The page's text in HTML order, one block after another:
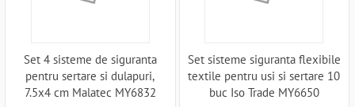
Set 4 sisteme de siguranta
pentru sertare si dulapuri,
7.5x4 cm Malatec MY6832
Set sisteme siguranta flexibile
textile pentru usi si sertare 10
buc Iso Trade MY6650